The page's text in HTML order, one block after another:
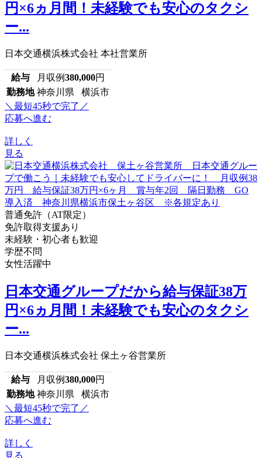
円×6ヵ月間！未経験でも安心のタクシ
ー...
日本交通横浜株式会社 本社営業所
給与 月収例380,000円
勤務地 神奈川県 横浜市
＼最短45秒で完了／
応募へ進む
詳しく
見る
普通免許（AT限定）
免許取得支援あり
未経験・初心者も歓迎
学歴不問
女性活躍中
日本交通グループだから給与保証38万
円×6ヵ月間！未経験でも安心のタクシ
ー...
日本交通横浜株式会社 保土ヶ谷営業所
給与 月収例380,000円
勤務地 神奈川県 横浜市
＼最短45秒で完了／
応募へ進む
詳しく
見る